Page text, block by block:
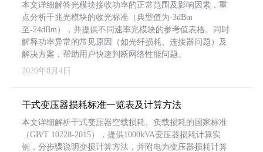
本文详细解答光模块接收功率的正常范围及影响因素，重
点分析千兆光模块的收光标准（典型值为-3dBm
至-24dBm），并提供不同速率光模块的参考值表格。同时
解释功率异常的常见原因（如光纤损耗、连接器问题）及
解决方案，帮助用户快速判断网络性能问题。
2026年8月4日
干式变压器损耗标准一览表及计算方法
本文详细解析干式变压器空载损耗、负载损耗的国家标准
（GB/T 10228-2015），提供1000kVA变压器损耗计算实
例，分步骤说明变损计算方法，并附电力变压器损耗计算